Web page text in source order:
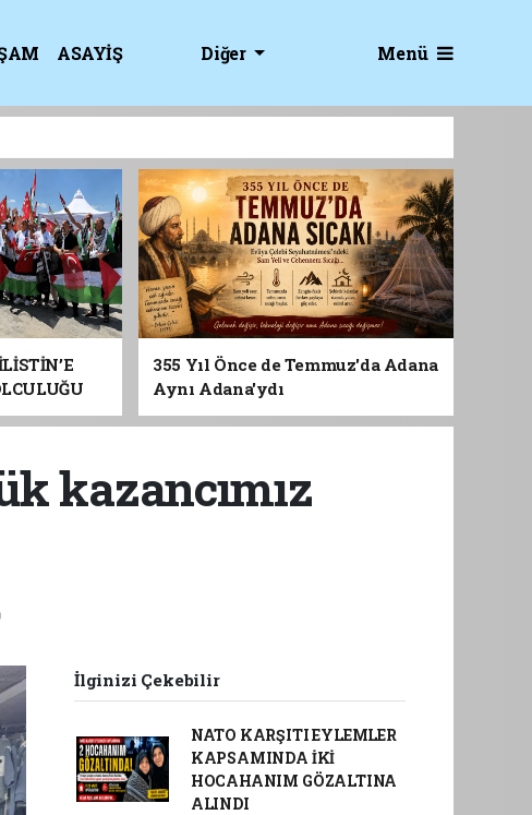
ASAYİŞ
Diğer Menü
355 Yıl Önce de Temmuz'da Adana
Aynı Adana'ydı
kazancımız
İlginizi Çekebilir
NATO KARŞITI EYLEMLER
KAPSAMINDA İKİ
HOCAHANIM GÖZALTINA
ALINDI